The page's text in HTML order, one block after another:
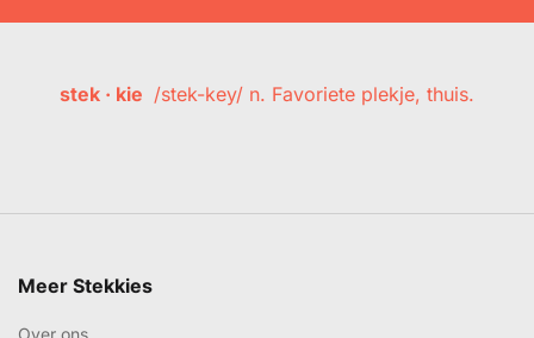
stek · kie /stek-key/ n. Favoriete plekje, thuis.
Meer Stekkies
Over ons